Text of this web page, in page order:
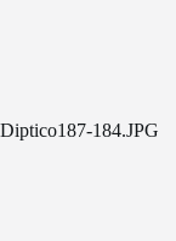
Diptico187-184.JPG